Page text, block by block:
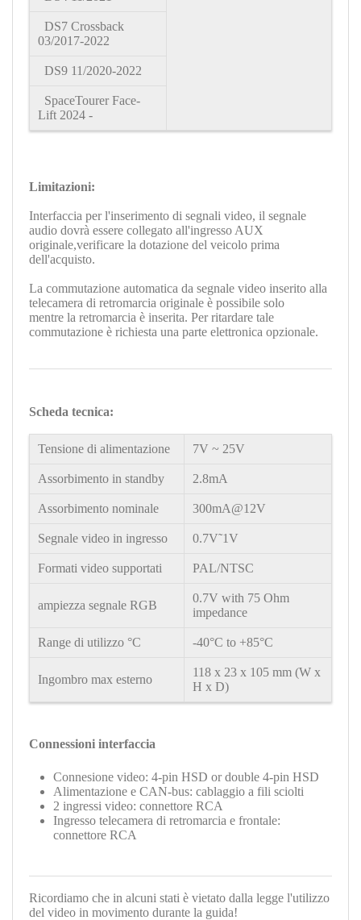
DS7 Crossback
03/2017-2022
DS9 11/2020-2022
SpaceTourer Face-
Lift 2024 -
Limitazioni:
Interfaccia per l'inserimento di segnali video, il segnale
audio dovrà essere collegato all'ingresso AUX
originale,verificare la dotazione del veicolo prima
dell'acquisto.
La commutazione automatica da segnale video inserito alla
telecamera di retromarcia originale è possibile solo
mentre la retromarcia è inserita. Per ritardare tale
commutazione è richiesta una parte elettronica opzionale.
Scheda tecnica:
Tensione di alimentazione 7V ~ 25V
Assorbimento in standby 2.8mA
Assorbimento nominale 300mA@12V
Segnale video in ingresso 0.7V˜1V
Formati video supportati PAL/NTSC
ampiezza segnale RGB
0.7V with 75 Ohm
impedance
Range di utilizzo °C -40°C to +85°C
Ingombro max esterno
118 x 23 x 105 mm (W x
H x D)
Connessioni interfaccia
Connesione video: 4-pin HSD or double 4-pin HSD
Alimentazione e CAN-bus: cablaggio a fili sciolti
2 ingressi video: connettore RCA
Ingresso telecamera di retromarcia e frontale:
connettore RCA
Ricordiamo che in alcuni stati è vietato dalla legge l'utilizzo
del video in movimento durante la guida!